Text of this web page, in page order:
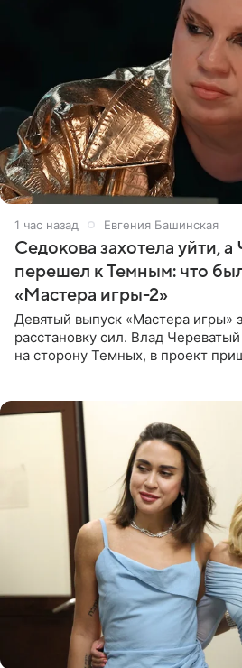
1 час назад Евгения Башинская
Седокова захотела уйти,
перешел к Темным: что
«Мастера игры-2»
Девятый выпуск «Мастера игры»
расстановку сил. Влад
на сторону Темных, в проект